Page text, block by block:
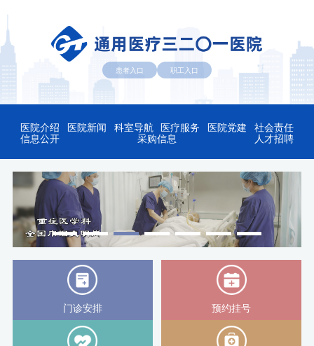
患者入口 职工入口
医院介绍 医院新闻 科室导航 医疗服务 医院党建 社会责任
信息公开
采购信息 人才招聘
门诊安排 预约挂号